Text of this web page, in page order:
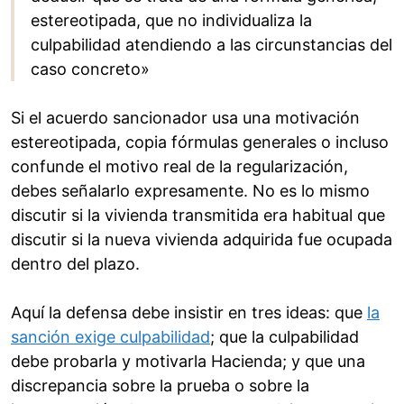
estereotipada, que no individualiza la
culpabilidad atendiendo a las circunstancias del
caso concreto»
Si el acuerdo sancionador usa una motivación
estereotipada, copia fórmulas generales o incluso
confunde el motivo real de la regularización,
debes señalarlo expresamente. No es lo mismo
discutir si la vivienda transmitida era habitual que
discutir si la nueva vivienda adquirida fue ocupada
dentro del plazo.
Aquí la defensa debe insistir en tres ideas: que la
sanción exige culpabilidad; que la culpabilidad
debe probarla y motivarla Hacienda; y que una
discrepancia sobre la prueba o sobre la